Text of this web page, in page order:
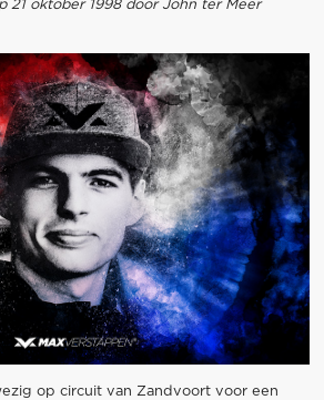
21 oktober 1998 door John ter Meer
op circuit van Zandvoort voor een